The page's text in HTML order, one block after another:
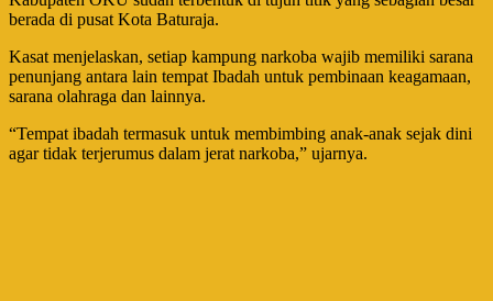
berada di pusat Kota Baturaja.
Kasat menjelaskan, setiap kampung narkoba wajib memiliki sarana
penunjang antara lain tempat Ibadah untuk pembinaan keagamaan,
sarana olahraga dan lainnya.
“Tempat ibadah termasuk untuk membimbing anak-anak sejak dini
agar tidak terjerumus dalam jerat narkoba,” ujarnya.